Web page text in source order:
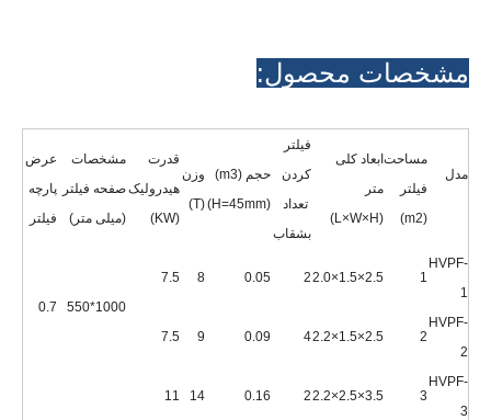
مشخصات محصول:
مدل
مساحت
فیلتر
(m2)
ابعاد کلی
متر
(L×W×H)
فیلتر
کردن
تعداد
بشقاب
حجم (m3)
(H=45mm)
وزن
(T)
قدرت
هیدرولیک
(KW)
مشخصات
صفحه فیلتر
(میلی متر)
عرض
پارچه
فیلتر
HVPF-
1
1
2.5×1.5×2.0
2
0.05
8
7.5
1000*550
0.7
HVPF-
2
2
2.5×1.5×2.2
4
0.09
9
7.5
HVPF-
3
3
3.5×2.5×2.2
2
0.16
14
11